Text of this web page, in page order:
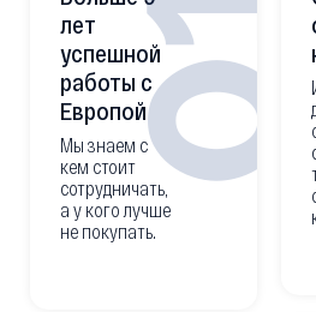
лет
успешной
работы с
Европой
Мы знаем с
кем стоит
сотрудничать,
а у кого лучше
не покупать.